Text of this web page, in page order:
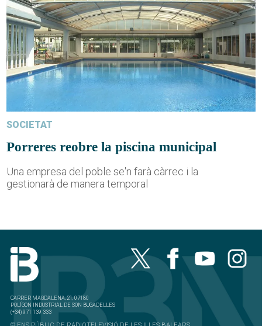
SOCIETAT
Porreres reobre la piscina municipal
Una empresa del poble se'n farà càrrec i la
gestionarà de manera temporal
CARRER MAGDALENA, 21, 07180
POLÍGON INDUSTRIAL DE SON BUGADELLES
(+34) 971 139 333